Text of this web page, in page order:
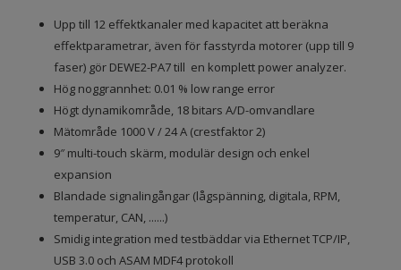
Upp till 12 effektkanaler med kapacitet att beräkna
effektparametrar, även för fasstyrda motorer (upp till 9
faser) gör DEWE2-PA7 till en komplett power analyzer.
Hög noggrannhet: 0.01 % low range error
Högt dynamikområde, 18 bitars A/D-omvandlare
Mätområde 1000 V / 24 A (crestfaktor 2)
9″ multi-touch skärm, modulär design och enkel
expansion
Blandade signalingångar (lågspänning, digitala, RPM,
temperatur, CAN, ......)
Smidig integration med testbäddar via Ethernet TCP/IP,
USB 3.0 och ASAM MDF4 protokoll